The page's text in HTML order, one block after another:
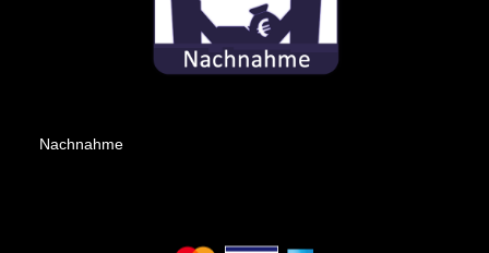
Nachnahme